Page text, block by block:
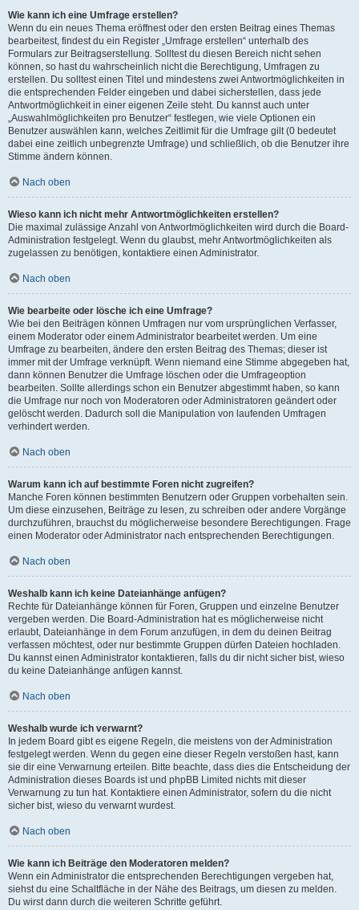
Wie kann ich eine Umfrage erstellen?
Wenn du ein neues Thema eröffnest oder den ersten Beitrag eines Themas
bearbeitest, findest du ein Register „Umfrage erstellen“ unterhalb des
Formulars zur Beitragserstellung. Solltest du diesen Bereich nicht sehen
können, so hast du wahrscheinlich nicht die Berechtigung, Umfragen zu
erstellen. Du solltest einen Titel und mindestens zwei Antwortmöglichkeiten in
die entsprechenden Felder eingeben und dabei sicherstellen, dass jede
Antwortmöglichkeit in einer eigenen Zeile steht. Du kannst auch unter
„Auswahlmöglichkeiten pro Benutzer“ festlegen, wie viele Optionen ein
Benutzer auswählen kann, welches Zeitlimit für die Umfrage gilt (0 bedeutet
dabei eine zeitlich unbegrenzte Umfrage) und schließlich, ob die Benutzer ihre
Stimme ändern können.
Nach oben
Wieso kann ich nicht mehr Antwortmöglichkeiten erstellen?
Die maximal zulässige Anzahl von Antwortmöglichkeiten wird durch die Board-
Administration festgelegt. Wenn du glaubst, mehr Antwortmöglichkeiten als
zugelassen zu benötigen, kontaktiere einen Administrator.
Nach oben
Wie bearbeite oder lösche ich eine Umfrage?
Wie bei den Beiträgen können Umfragen nur vom ursprünglichen Verfasser,
einem Moderator oder einem Administrator bearbeitet werden. Um eine
Umfrage zu bearbeiten, ändere den ersten Beitrag des Themas; dieser ist
immer mit der Umfrage verknüpft. Wenn niemand eine Stimme abgegeben hat,
dann können Benutzer die Umfrage löschen oder die Umfrageoption
bearbeiten. Sollte allerdings schon ein Benutzer abgestimmt haben, so kann
die Umfrage nur noch von Moderatoren oder Administratoren geändert oder
gelöscht werden. Dadurch soll die Manipulation von laufenden Umfragen
verhindert werden.
Nach oben
Warum kann ich auf bestimmte Foren nicht zugreifen?
Manche Foren können bestimmten Benutzern oder Gruppen vorbehalten sein.
Um diese einzusehen, Beiträge zu lesen, zu schreiben oder andere Vorgänge
durchzuführen, brauchst du möglicherweise besondere Berechtigungen. Frage
einen Moderator oder Administrator nach entsprechenden Berechtigungen.
Nach oben
Weshalb kann ich keine Dateianhänge anfügen?
Rechte für Dateianhänge können für Foren, Gruppen und einzelne Benutzer
vergeben werden. Die Board-Administration hat es möglicherweise nicht
erlaubt, Dateianhänge in dem Forum anzufügen, in dem du deinen Beitrag
verfassen möchtest, oder nur bestimmte Gruppen dürfen Dateien hochladen.
Du kannst einen Administrator kontaktieren, falls du dir nicht sicher bist, wieso
du keine Dateianhänge anfügen kannst.
Nach oben
Weshalb wurde ich verwarnt?
In jedem Board gibt es eigene Regeln, die meistens von der Administration
festgelegt werden. Wenn du gegen eine dieser Regeln verstoßen hast, kann
sie dir eine Verwarnung erteilen. Bitte beachte, dass dies die Entscheidung der
Administration dieses Boards ist und phpBB Limited nichts mit dieser
Verwarnung zu tun hat. Kontaktiere einen Administrator, sofern du die nicht
sicher bist, wieso du verwarnt wurdest.
Nach oben
Wie kann ich Beiträge den Moderatoren melden?
Wenn ein Administrator die entsprechenden Berechtigungen vergeben hat,
siehst du eine Schaltfläche in der Nähe des Beitrags, um diesen zu melden.
Du wirst dann durch die weiteren Schritte geführt.